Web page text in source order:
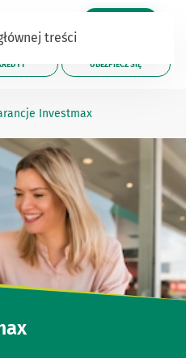
treści
UBEZPIECZ SIĘ
Investmax